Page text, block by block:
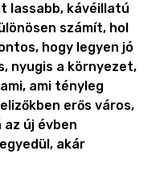
lassabb, kávéillatú
számít, hol
hogy legyen jó
nyugis a környezet,
ami tényleg
erős város,
az új évben
akár